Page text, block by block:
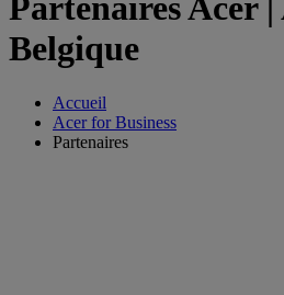
Partenaires Acer |
Belgique
Accueil
Acer for Business
Partenaires